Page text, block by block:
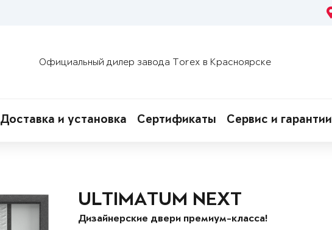
Официальный дилер завода Torex в Красноярске
Доставка и установка Сертификаты Сервис и гарантии
ULTIMATUM NEXT
Дизайнерские двери премиум-класса!